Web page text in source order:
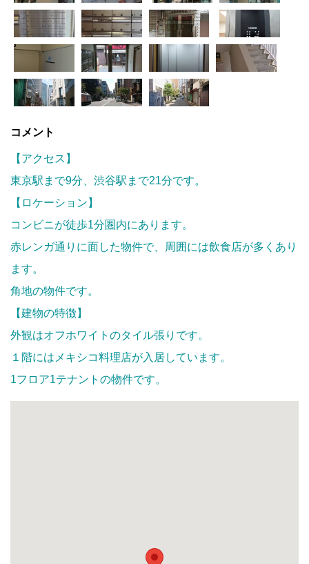
コメント
【アクセス】
東京駅まで9分、渋谷駅まで21分です。
【ロケーション】
コンビニが徒歩1分圏内にあります。
赤レンガ通りに面した物件で、周囲には飲食店が多くあり
ます。
角地の物件です。
【建物の特徴】
外観はオフホワイトのタイル張りです。
１階にはメキシコ料理店が入居しています。
1フロア1テナントの物件です。